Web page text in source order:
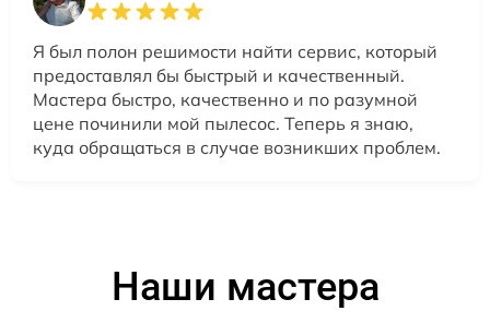
Я был полон решимости найти сервис, который
предоставлял бы быстрый и качественный.
Мастера быстро, качественно и по разумной
цене починили мой пылесос. Теперь я знаю,
куда обращаться в случае возникших проблем.
Наши мастера